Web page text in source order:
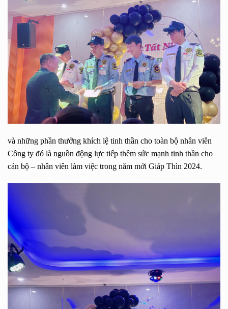
và những phần thưởng khích lệ tinh thần cho toàn bộ nhân viên
Công ty đó là nguồn động lực tiếp thêm sức mạnh tinh thần cho
cán bộ – nhân viên làm việc trong năm mới Giáp Thìn 2024.